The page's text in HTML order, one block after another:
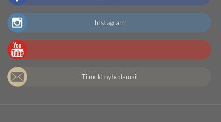
Instagram
Tilmeld nyhedsmail